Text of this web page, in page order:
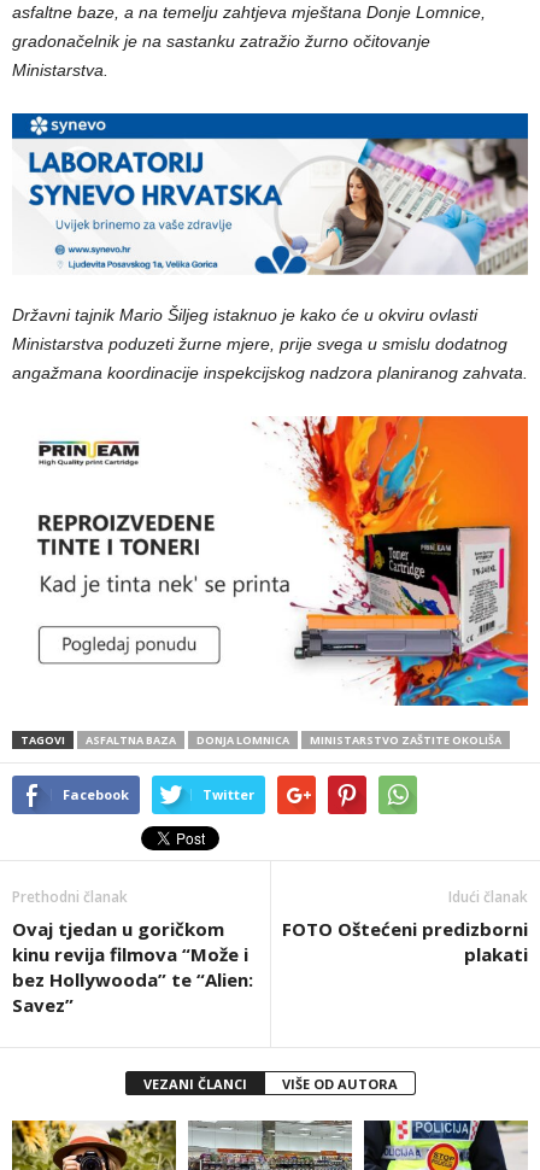
asfaltne baze, a na temelju zahtjeva mještana Donje Lomnice,
gradonačelnik je na sastanku zatražio žurno očitovanje
Ministarstva.
Državni tajnik Mario Šiljeg istaknuo je kako će u okviru ovlasti
Ministarstva poduzeti žurne mjere, prije svega u smislu dodatnog
angažmana koordinacije inspekcijskog nadzora planiranog zahvata.
TAGOVI ASFALTNA BAZA DONJA LOMNICA MINISTARSTVO ZAŠTITE OKOLIŠA
Facebook Twitter
Prethodni članak
Ovaj tjedan u goričkom
kinu revija filmova “Može i
bez Hollywooda” te “Alien:
Savez”
Idući članak
FOTO Oštećeni predizborni
plakati
VEZANI ČLANCI VIŠE OD AUTORA